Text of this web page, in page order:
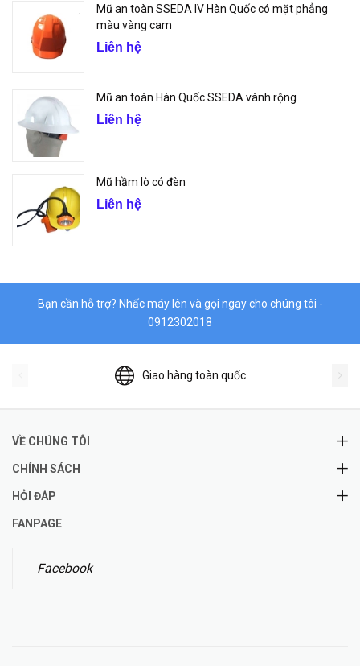
Mũ an toàn SSEDA IV Hàn Quốc có mặt phẳng
màu vàng cam
Liên hệ
Mũ an toàn Hàn Quốc SSEDA vành rộng
Liên hệ
Mũ hầm lò có đèn
Liên hệ
Bạn cần hỗ trợ? Nhấc máy lên và gọi ngay cho chúng tôi -
0912302018
Giao hàng toàn quốc
VỀ CHÚNG TÔI
CHÍNH SÁCH
HỎI ĐÁP
FANPAGE
Facebook